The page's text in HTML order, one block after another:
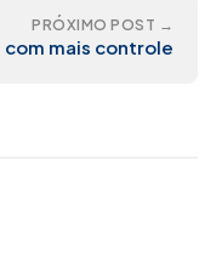
PRÓXIMO POST →
mais controle